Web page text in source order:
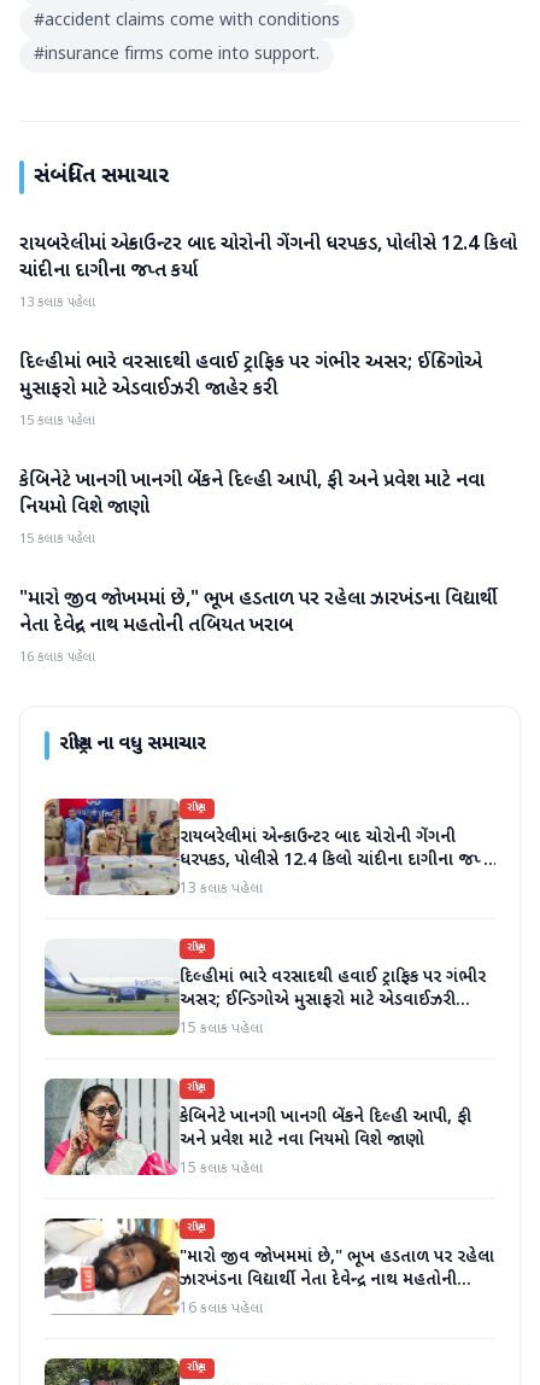
#accident claims come with conditions
#insurance firms come into support.
સંબંધિત સમાચાર
રાષ્ટ્રીય
રાયબરેલીમાં એન્કાઉન્ટર બાદ ચોરોની ગેંગની ધરપકડ, પોલીસે 12.4 કિલો
ચાંદીના દાગીના જપ્ત કર્યા
13 કલાક પહેલા
રાષ્ટ્રીય
દિલ્હીમાં ભારે વરસાદથી હવાઈ ટ્રાફિક પર ગંભીર અસર; ઈન્ડિગોએ
મુસાફરો માટે એડવાઈઝરી જાહેર કરી
15 કલાક પહેલા
રાષ્ટ્રીય
કેબિનેટે ખાનગી ખાનગી બેંકને દિલ્હી આપી, ફી અને પ્રવેશ માટે નવા
નિયમો વિશે જાણો
15 કલાક પહેલા
રાષ્ટ્રીય
"મારો જીવ જોખમમાં છે," ભૂખ હડતાળ પર રહેલા ઝારખંડના વિદ્યાર્થી
નેતા દેવેન્દ્ર નાથ મહતોની તબિયત ખરાબ
16 કલાક પહેલા
રાષ્ટ્રીયના વધુ સમાચાર
રાષ્ટ્રીય
રાયબરેલીમાં એન્કાઉન્ટર બાદ ચોરોની ગેંગની
ધરપકડ, પોલીસે 12.4 કિલો ચાંદીના દાગીના જપ્ત
કર્યા
13 કલાક પહેલા
રાષ્ટ્રીય
દિલ્હીમાં ભારે વરસાદથી હવાઈ ટ્રાફિક પર ગંભીર
અસર; ઈન્ડિગોએ મુસાફરો માટે એડવાઈઝરી
જાહેર કરી
15 કલાક પહેલા
રાષ્ટ્રીય
કેબિનેટે ખાનગી ખાનગી બેંકને દિલ્હી આપી, ફી
અને પ્રવેશ માટે નવા નિયમો વિશે જાણો
15 કલાક પહેલા
રાષ્ટ્રીય
"મારો જીવ જોખમમાં છે," ભૂખ હડતાળ પર રહેલા
ઝારખંડના વિદ્યાર્થી નેતા દેવેન્દ્ર નાથ મહતોની
તબિયત ખરાબ
16 કલાક પહેલા
રાષ્ટ્રીય